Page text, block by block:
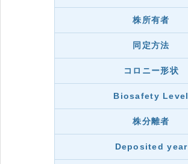
株所有者
同定方法
コロニー形状
Biosafety Level
株分離者
Deposited year